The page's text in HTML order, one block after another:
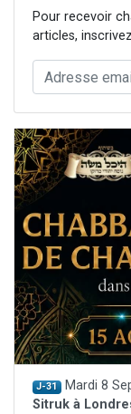
Pour recevoir
articles,
J-31 Mardi 8
Sitruk à